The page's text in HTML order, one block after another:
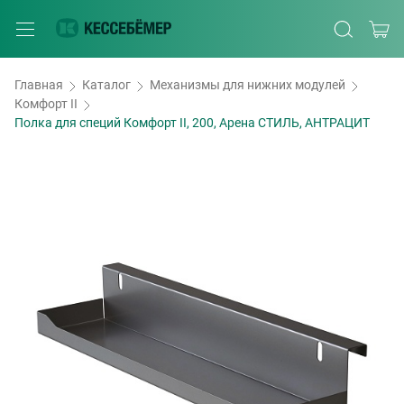
Главная Каталог
Механизмы для нижних модулей
Комфорт II
Полка для специй Комфорт II, 200, Арена СТИЛЬ, АНТРАЦИТ